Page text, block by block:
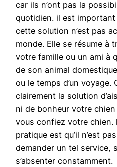
car ils n’ont pas la
quotidien. il est
cette solution n’est pas
monde. Elle se résume à
votre famille ou un ami à
de son animal
ou le temps d’un
clairement la solution
ni de bonheur votre
vous confiez votre chien.
pratique est qu’il n’est
demander un tel service,
s’absenter constamment.